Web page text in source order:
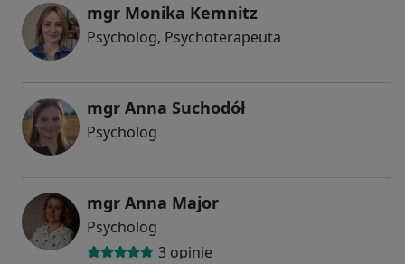
mgr Monika Kemnitz
Psycholog, Psychoterapeuta
mgr Anna Suchodół
Psycholog
mgr Anna Major
Psycholog
3 opinie